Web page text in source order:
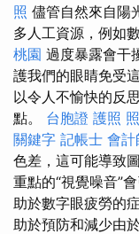
照 儘管自然來自陽
多人工資源，例如
桃園 過度暴露會干
護我們的眼睛免受
以令人不愉快的反
點。 台胞證 護照
關鍵字 記帳士 會
色差，這可能導致
重點的“視覺噪音”
助於數字眼疲勞的
助於預防和減少由